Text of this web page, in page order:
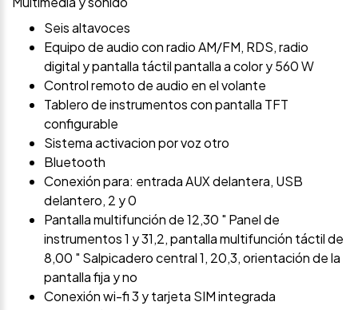
Seis altavoces
Equipo de audio con radio AM/FM, RDS, radio
digital y pantalla táctil pantalla a color y 560 W
Control remoto de audio en el volante
Tablero de instrumentos con pantalla TFT
configurable
Sistema activacion por voz otro
Bluetooth
Conexión para: entrada AUX delantera, USB
delantero, 2 y 0
Pantalla multifunción de 12,30 " Panel de
instrumentos 1 y 31,2, pantalla multifunción táctil de
8,00 " Salpicadero central 1, 20,3, orientación de la
pantalla fija y no
Conexión wi-fi 3 y tarjeta SIM integrada